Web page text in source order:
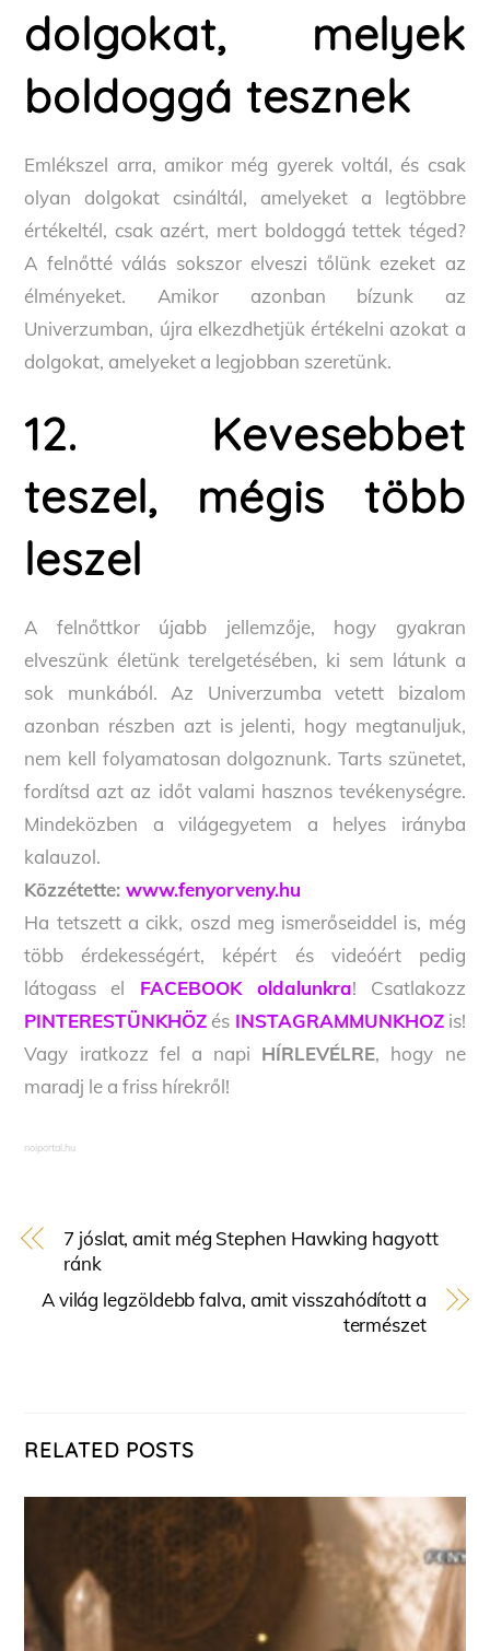
dolgokat, melyek
boldoggá tesznek
Emlékszel arra, amikor még gyerek voltál, és csak
olyan dolgokat csináltál, amelyeket a legtöbbre
értékeltél, csak azért, mert boldoggá tettek téged?
A felnőtté válás sokszor elveszi tőlünk ezeket az
élményeket. Amikor azonban bízunk az
Univerzumban, újra elkezdhetjük értékelni azokat a
dolgokat, amelyeket a legjobban szeretünk.
12. Kevesebbet
teszel, mégis több
leszel
A felnőttkor újabb jellemzője, hogy gyakran
elveszünk életünk terelgetésében, ki sem látunk a
sok munkából. Az Univerzumba vetett bizalom
azonban részben azt is jelenti, hogy megtanuljuk,
nem kell folyamatosan dolgoznunk. Tarts szünetet,
fordítsd azt az időt valami hasznos tevékenységre.
Mindeközben a világegyetem a helyes irányba
kalauzol.
Közzétette:www.fenyorveny.hu
Ha tetszett a cikk, oszd meg ismerőseiddel is, még
több érdekességért, képért és videóért pedig
látogass el FACEBOOK oldalunkra! Csatlakozz
PINTERESTÜNKHÖZ és INSTAGRAMMUNKHOZis!
Vagy iratkozz fel a napi HÍRLEVÉLRE, hogy ne
maradj le a friss hírekről!
noiportal.hu
7 jóslat, amit még Stephen Hawking hagyott
ránk
A világ legzöldebb falva, amit visszahódított a
természet
RELATED POSTS